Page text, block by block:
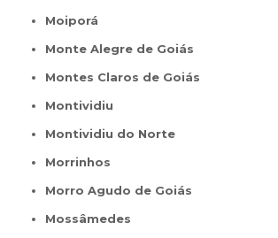
Moiporá
Monte Alegre de Goiás
Montes Claros de Goiás
Montividiu
Montividiu do Norte
Morrinhos
Morro Agudo de Goiás
Mossâmedes